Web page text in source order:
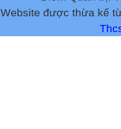
Website được thừa kế